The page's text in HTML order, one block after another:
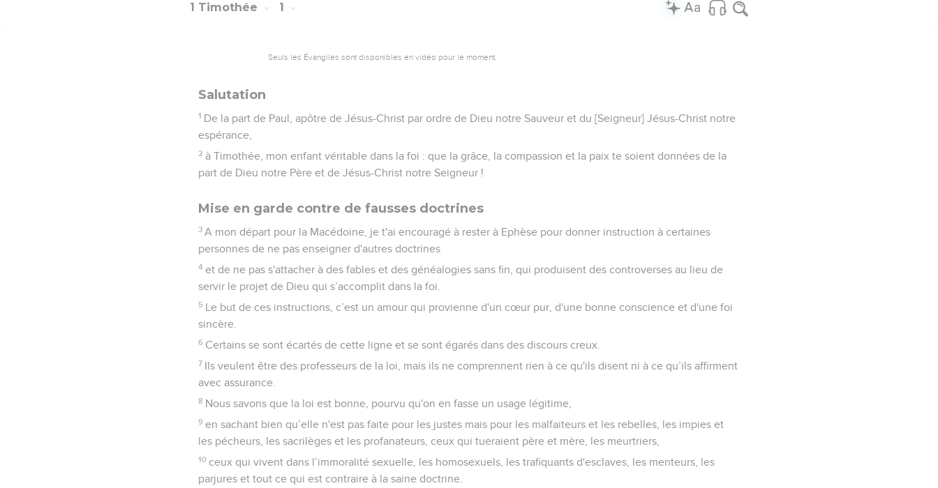
1 Timothée 1
Seuls les Évangiles sont disponibles en vidéo pour le moment.
Salutation
1 De la part de Paul, apôtre de Jésus-Christ par ordre de Dieu notre Sauveur et du [Seigneur] Jésus-Christ notre
espérance,
2 à Timothée, mon enfant véritable dans la foi : que la grâce, la compassion et la paix te soient données de la
part de Dieu notre Père et de Jésus-Christ notre Seigneur !
Mise en garde contre de fausses doctrines
3 A mon départ pour la Macédoine, je t'ai encouragé à rester à Ephèse pour donner instruction à certaines
personnes de ne pas enseigner d'autres doctrines
4 et de ne pas s'attacher à des fables et des généalogies sans fin, qui produisent des controverses au lieu de
servir le projet de Dieu qui s’accomplit dans la foi.
5 Le but de ces instructions, c’est un amour qui provienne d'un cœur pur, d'une bonne conscience et d'une foi
sincère.
6 Certains se sont écartés de cette ligne et se sont égarés dans des discours creux.
7 Ils veulent être des professeurs de la loi, mais ils ne comprennent rien à ce qu'ils disent ni à ce qu’ils affirment
avec assurance.
8 Nous savons que la loi est bonne, pourvu qu'on en fasse un usage légitime,
9 en sachant bien qu’elle n'est pas faite pour les justes mais pour les malfaiteurs et les rebelles, les impies et
les pécheurs, les sacrilèges et les profanateurs, ceux qui tueraient père et mère, les meurtriers,
10 ceux qui vivent dans l’immoralité sexuelle, les homosexuels, les trafiquants d'esclaves, les menteurs, les
parjures et tout ce qui est contraire à la saine doctrine.